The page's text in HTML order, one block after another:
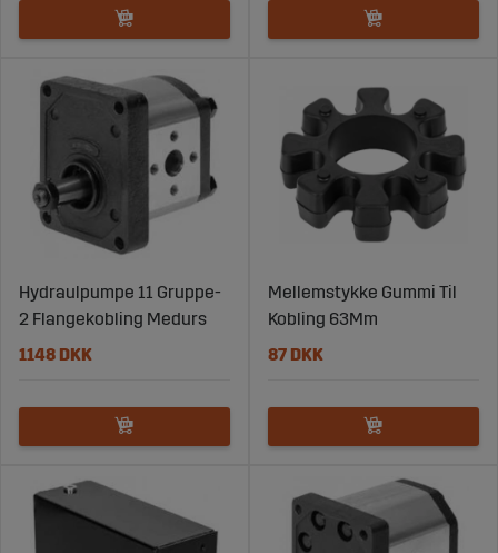
Hydraulpumpe 11 Gruppe-
2 Flangekobling Medurs
1148 DKK
Mellemstykke Gummi Til
Kobling 63Mm
87 DKK